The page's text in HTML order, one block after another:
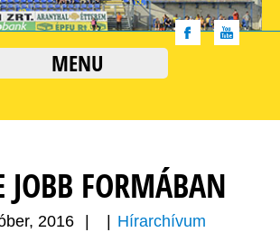
MENU
JOBB FORMÁBAN
2016 Hírarchívum